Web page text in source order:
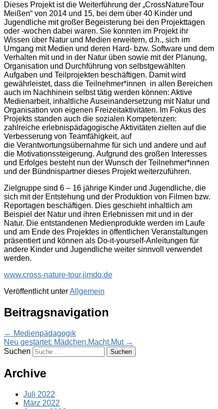
Dieses Projekt ist die Weiterführung der „CrossNatureTour
Meißen“ von 2014 und 15, bei dem über 40 Kinder und
Jugendliche mit großer Begeisterung bei den Projekttagen
oder -wochen dabei waren. Sie konnten im Projekt ihr
Wissen über Natur und Medien erweitern, d.h., sich im
Umgang mit Medien und deren Hard- bzw. Software und dem
Verhalten mit und in der Natur üben sowie mit der Planung,
Organisation und Durchführung von selbstgewählten
Aufgaben und Teilprojekten beschäftigen. Damit wird
gewährleistet, dass die Teilnehmer*innen in allen Bereichen
auch im Nachhinein selbst tätig werden können: Aktive
Medienarbeit, inhaltliche Auseinandersetzung mit Natur und
Organisation von eigenen Freizeitaktivitäten. Im Fokus des
Projekts standen auch die sozialen Kompetenzen:
zahlreiche erlebnispädagogische Aktivitäten zielten auf die
Verbesserung von Teamfähigkeit, auf
die Verantwortungsübernahme für sich und andere und auf
die Motivationssteigerung. Aufgrund des großen Interesses
und Erfolges besteht nun der Wunsch der Teilnehmer*innen
und der Bündnispartner dieses Projekt weiterzuführen.
Zielgruppe sind 6 – 16 jährige Kinder und Jugendliche, die
sich mit der Entstehung und der Produktion von Filmen bzw.
Reportagen beschäftigen. Dies geschieht inhaltlich am
Beispiel der Natur und ihren Erlebnissen mit und in der
Natur. Die entstandenen Medienprodukte werden im Laufe
und am Ende des Projektes in öffentlichen Veranstaltungen
präsentiert und können als Do-it-yourself-Anleitungen für
andere Kinder und Jugendliche weiter sinnvoll verwendet
werden.
www.cross-nature-tour.jimdo.de
Veröffentlicht unterAllgemein
Beitragsnavigation
← Medienpädagogik
Neu gestartet: Mädchen.Macht.Mut →
Suchen
Archive
Juli 2022
März 2022